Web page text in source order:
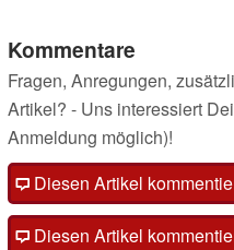
Kommentare
Fragen, Anregungen,
Artikel? - Uns interessiert
Anmeldung möglich)!
Diesen Artikel
Diesen Artikel